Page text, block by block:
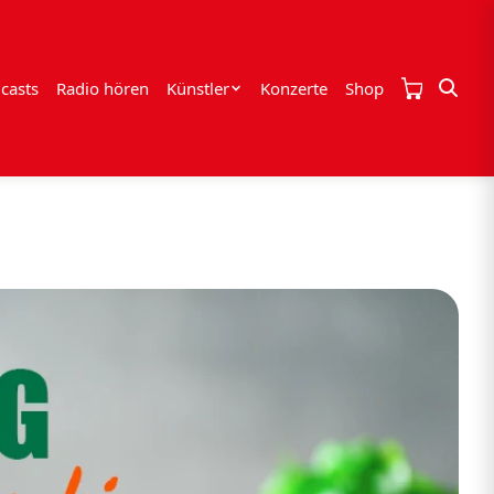
Radio hören Künstler Konzerte Shop